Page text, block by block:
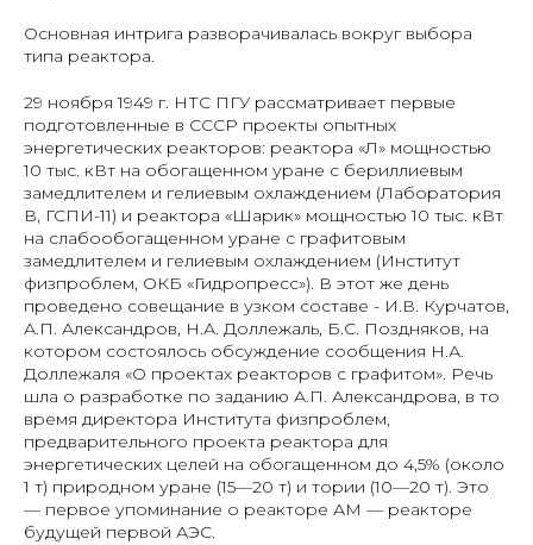
Основная интрига разворачивалась вокруг выбора
типа реактора.
29 ноября 1949 г. НТС ПГУ рассматривает первые
подготовленные в СССР проекты опытных
энергетических реакторов: реактора «Л» мощностью
10 тыс. кВт на обогащенном уране с бериллиевым
замедлителем и гелиевым охлаждением (Лаборатория
В, ГСПИ-11) и реактора «Шарик» мощностью 10 тыс. кВт
на слабообогащенном уране с графитовым
замедлителем и гелиевым охлаждением (Институт
физпроблем, ОКБ «Гидропресс»). В этот же день
проведено совещание в узком составе - И.В. Курчатов,
А.П. Александров, Н.А. Доллежаль, Б.С. Поздняков, на
котором состоялось обсуждение сообщения Н.А.
Доллежаля «О проектах реакторов с графитом». Речь
шла о разработке по заданию А.П. Александрова, в то
время директора Института физпроблем,
предварительного проекта реактора для
энергетических целей на обогащенном до 4,5% (около
1 т) природном уране (15—20 т) и тории (10—20 т). Это
— первое упоминание о реакторе АМ — реакторе
будущей первой АЭС.